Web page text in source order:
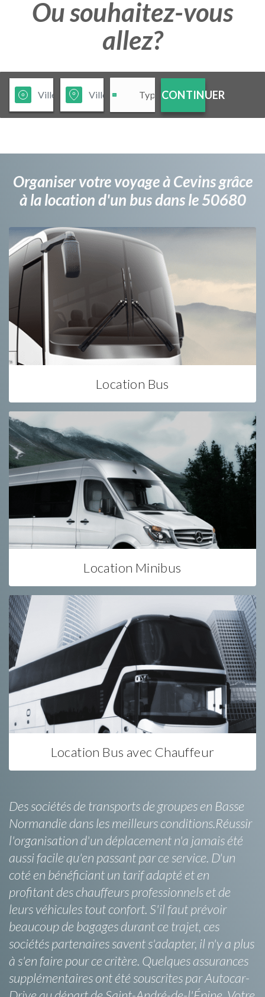
Ou souhaitez-vous
allez?
CONTINUER
Organiser votre voyage à Cevins grâce
à la location d'un bus dans le 50680
Location Bus
Location Minibus
Location Bus avec Chauffeur
Des sociétés de transports de groupes en Basse
Normandie dans les meilleurs conditions.Réussir
l'organisation d'un déplacement n'a jamais été
aussi facile qu'en passant par ce service. D'un
coté en bénéficiant un tarif adapté et en
profitant des chauffeurs professionnels et de
leurs véhicules tout confort. S'il faut prévoir
beaucoup de bagages durant ce trajet, ces
sociétés partenaires savent s'adapter, il n'y a plus
à s'en faire pour ce critère. Quelques assurances
supplémentaires ont été souscrites par Autocar-